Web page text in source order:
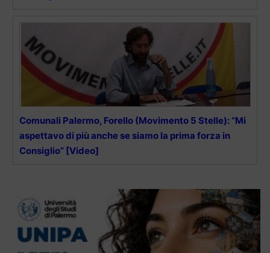
Comunali Palermo, Forello (Movimento 5 Stelle): “Mi
aspettavo di più anche se siamo la prima forza in
Consiglio” [Video]